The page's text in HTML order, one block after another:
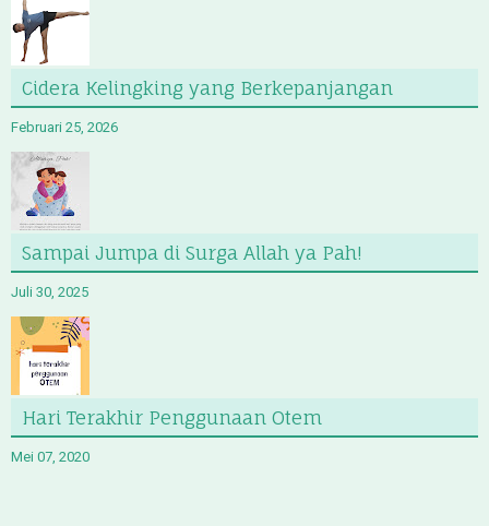
Cidera Kelingking yang Berkepanjangan
Februari 25, 2026
Sampai Jumpa di Surga Allah ya Pah!
Juli 30, 2025
Hari Terakhir Penggunaan Otem
Mei 07, 2020